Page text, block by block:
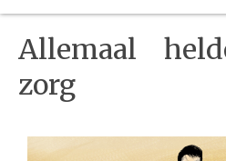
Allemaal
zorg